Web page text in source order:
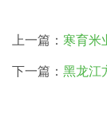
上一篇： 寒育米
下一篇： 黑龙江